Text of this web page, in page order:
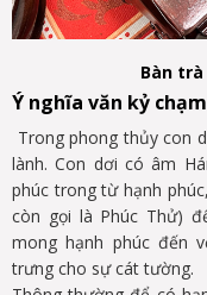
Bàn
Ý nghĩa văn kỷ
Trong phong thủy con
lành. Con dơi có âm
phúc trong từ hạnh
còn gọi là Phúc Thử)
mong hạnh phúc đến
trưng cho sự cát tường.